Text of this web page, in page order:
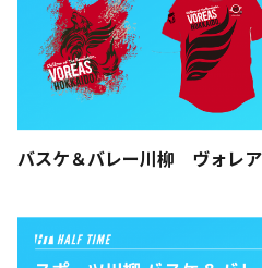
バスケ＆バレー川柳 ヴォレア